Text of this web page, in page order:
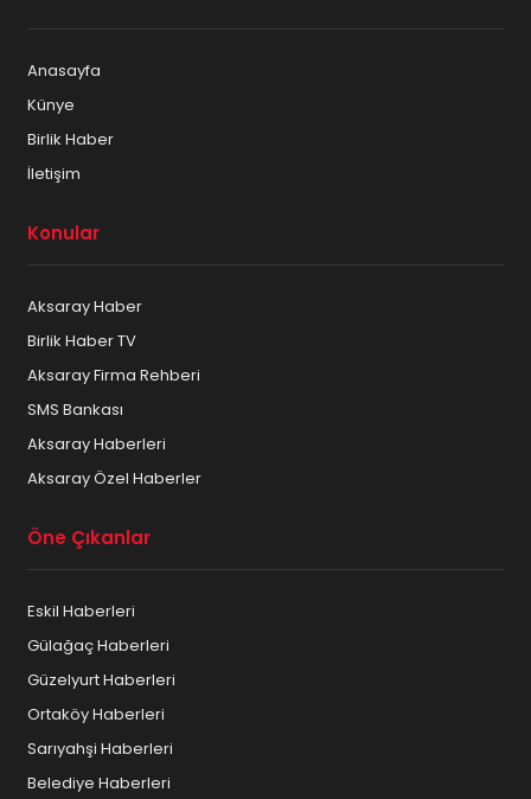
Anasayfa
Künye
Birlik Haber
İletişim
Konular
Aksaray Haber
Birlik Haber TV
Aksaray Firma Rehberi
SMS Bankası
Aksaray Haberleri
Aksaray Özel Haberler
Öne Çıkanlar
Eskil Haberleri
Gülağaç Haberleri
Güzelyurt Haberleri
Ortaköy Haberleri
Sarıyahşi Haberleri
Belediye Haberleri